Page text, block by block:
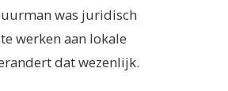
was juridisch
werken aan lokale
dat wezenlijk.